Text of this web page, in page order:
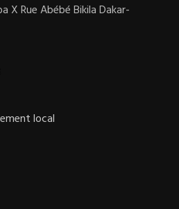
X Rue Abébé Bikila Dakar-
local